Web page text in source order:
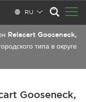
RU
Relacart Gooseneck,
типа в округе
Gooseneck,